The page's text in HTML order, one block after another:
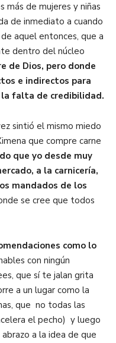
más de mujeres y niñas
de inmediato a cuando
aquel entonces, que a
dentro del núcleo
de Dios, pero donde
e indirectos para
falta de credibilidad.
sintió el mismo miedo
que compre carne
que yo desde muy
a la carnicería,
mandados de los
se cree que todos
como lo
con ningún
que sí te jalan grita
a un lugar como la
que no todas las
el pecho) y luego
a la idea de que